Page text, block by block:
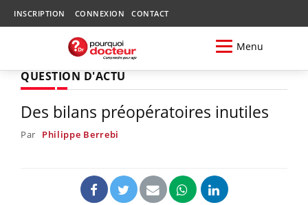
INSCRIPTION CONNEXION CONTACT
Menu
QUESTION D'ACTU
Des bilans préopératoires inutiles
Par Philippe Berrebi